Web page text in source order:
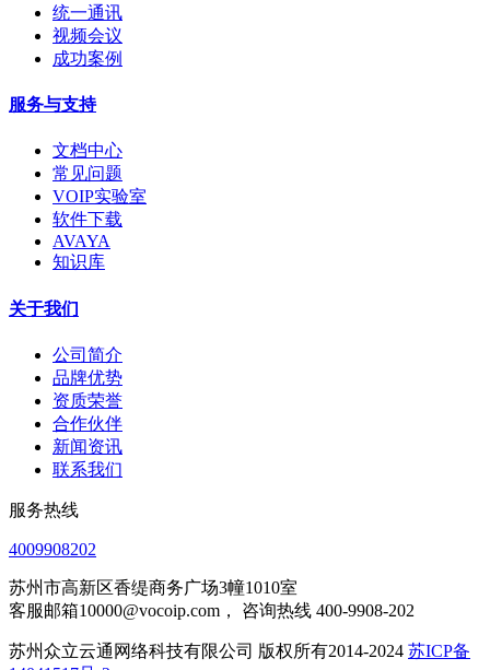
统一通讯
视频会议
成功案例
服务与支持
文档中心
常见问题
VOIP实验室
软件下载
AVAYA
知识库
关于我们
公司简介
品牌优势
资质荣誉
合作伙伴
新闻资讯
联系我们
服务热线
4009908202
苏州市高新区香缇商务广场3幢1010室
客服邮箱10000@vocoip.com， 咨询热线 400-9908-202
苏州众立云通网络科技有限公司 版权所有2014-2024 苏ICP备